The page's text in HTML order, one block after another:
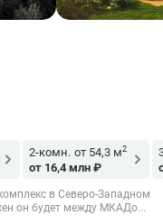
2-комн. от 54,3 м2
от 16,4 млн ₽
в Северо-Западном
он будет между МКАДо...